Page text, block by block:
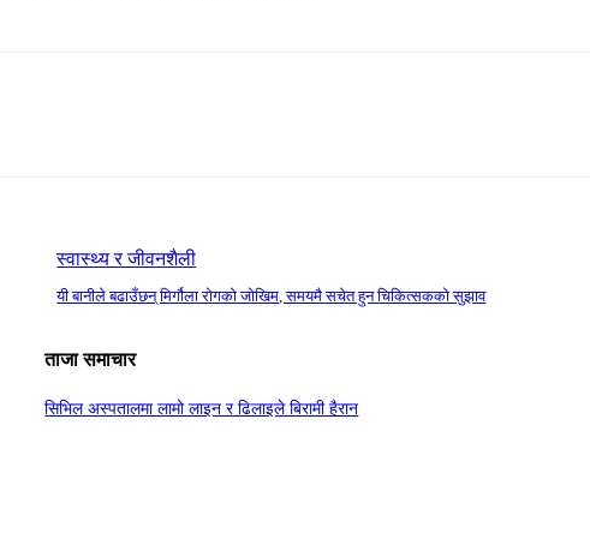
स्वास्थ्य र जीवनशैली
यी बानीले बढाउँछन् मिर्गौला रोगको जोखिम, समयमै सचेत हुन चिकित्सकको सुझाव
ताजा समाचार
सिभिल अस्पतालमा लामो लाइन र ढिलाइले बिरामी हैरान